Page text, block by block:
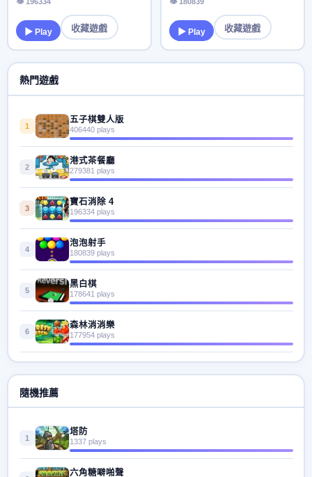
▶ Play 收藏遊戲 ▶ Play 收藏遊戲
熱門遊戲
1
五子棋雙人版
406440 plays
2
港式茶餐廳
279381 plays
3
寶石消除 4
196334 plays
4
泡泡射手
180839 plays
5
黑白棋
178641 plays
6
森林消消樂
177954 plays
隨機推薦
1
塔防
1337 plays
六角糖噼啪聲